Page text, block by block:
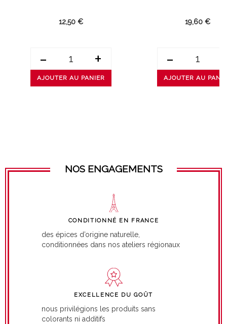
12,50 €
- +
AJOUTER AU PANIER
19,60 €
-
AJOUTER AU
NOS ENGAGEMENTS
CONDITIONNÉ EN FRANCE
des épices d’origine naturelle,
conditionnées dans nos ateliers régionaux
EXCELLENCE DU GOÛT
nous privilégions les produits sans
colorants ni additifs